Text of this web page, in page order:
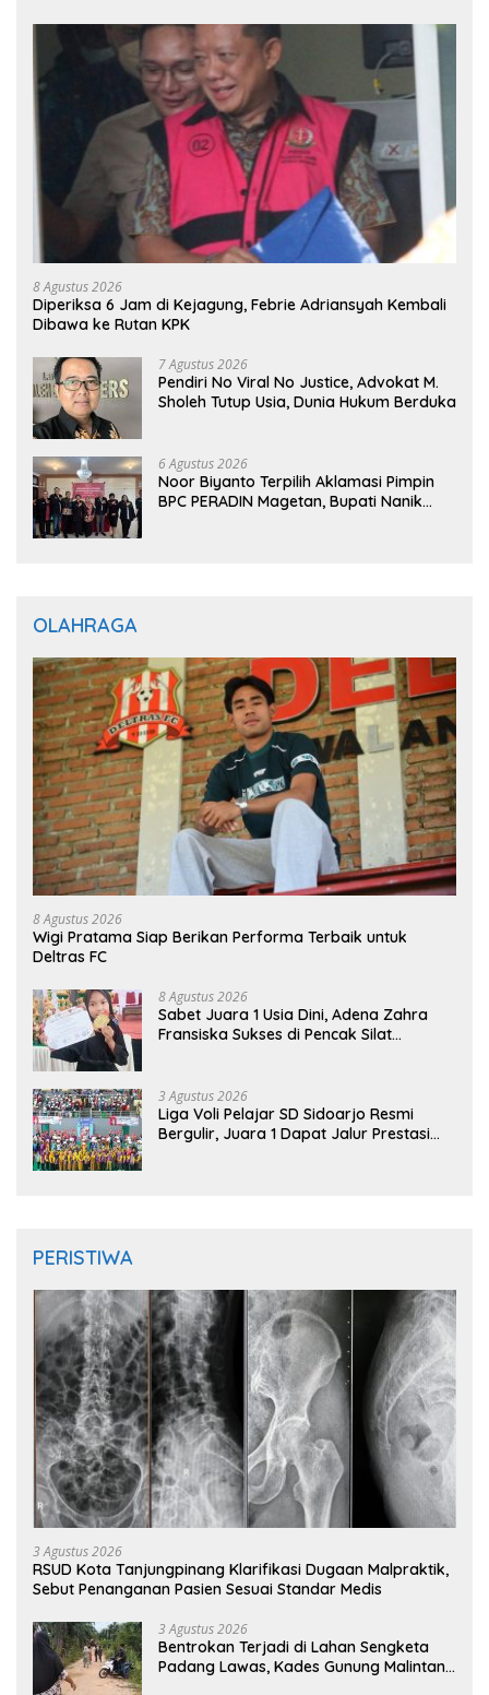
8 Agustus 2026
Diperiksa 6 Jam di Kejagung, Febrie Adriansyah Kembali
Dibawa ke Rutan KPK
7 Agustus 2026
Pendiri No Viral No Justice, Advokat M.
Sholeh Tutup Usia, Dunia Hukum Berduka
6 Agustus 2026
Noor Biyanto Terpilih Aklamasi Pimpin
BPC PERADIN Magetan, Bupati Nanik
OLAHRAGA
8 Agustus 2026
Wigi Pratama Siap Berikan Performa Terbaik untuk
Deltras FC
8 Agustus 2026
Sabet Juara 1 Usia Dini, Adena Zahra
Fransiska Sukses di Pencak Silat
3 Agustus 2026
Liga Voli Pelajar SD Sidoarjo Resmi
Bergulir, Juara 1 Dapat Jalur Prestasi
PERISTIWA
3 Agustus 2026
RSUD Kota Tanjungpinang Klarifikasi Dugaan Malpraktik,
Sebut Penanganan Pasien Sesuai Standar Medis
3 Agustus 2026
Bentrokan Terjadi di Lahan Sengketa
Padang Lawas, Kades Gunung Malintang